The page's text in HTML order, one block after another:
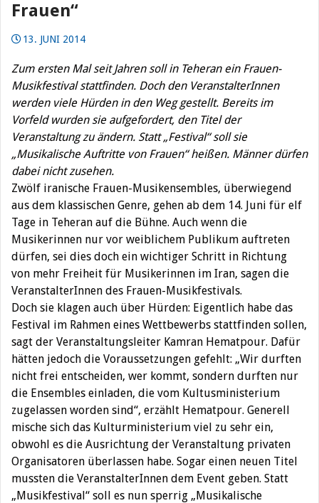
Frauen“
13. JUNI 2014
Zum ersten Mal seit Jahren soll in Teheran ein Frauen-
Musikfestival stattfinden. Doch den VeranstalterInnen
werden viele Hürden in den Weg gestellt. Bereits im
Vorfeld wurden sie aufgefordert, den Titel der
Veranstaltung zu ändern. Statt „Festival“ soll sie
„Musikalische Auftritte von Frauen“ heißen. Männer dürfen
dabei nicht zusehen.
Zwölf iranische Frauen-Musikensembles, überwiegend
aus dem klassischen Genre, gehen ab dem 14. Juni für elf
Tage in Teheran auf die Bühne. Auch wenn die
Musikerinnen nur vor weiblichem Publikum auftreten
dürfen, sei dies doch ein wichtiger Schritt in Richtung
von mehr Freiheit für Musikerinnen im Iran, sagen die
VeranstalterInnen des Frauen-Musikfestivals.
Doch sie klagen auch über Hürden: Eigentlich habe das
Festival im Rahmen eines Wettbewerbs stattfinden sollen,
sagt der Veranstaltungsleiter Kamran Hematpour. Dafür
hätten jedoch die Voraussetzungen gefehlt: „Wir durften
nicht frei entscheiden, wer kommt, sondern durften nur
die Ensembles einladen, die vom Kultusministerium
zugelassen worden sind“, erzählt Hematpour. Generell
mische sich das Kulturministerium viel zu sehr ein,
obwohl es die Ausrichtung der Veranstaltung privaten
Organisatoren überlassen habe. Sogar einen neuen Titel
mussten die VeranstalterInnen dem Event geben. Statt
„Musikfestival“ soll es nun sperrig „Musikalische